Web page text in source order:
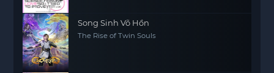
Song Sinh Võ Hồn
The Rise of Twin Souls